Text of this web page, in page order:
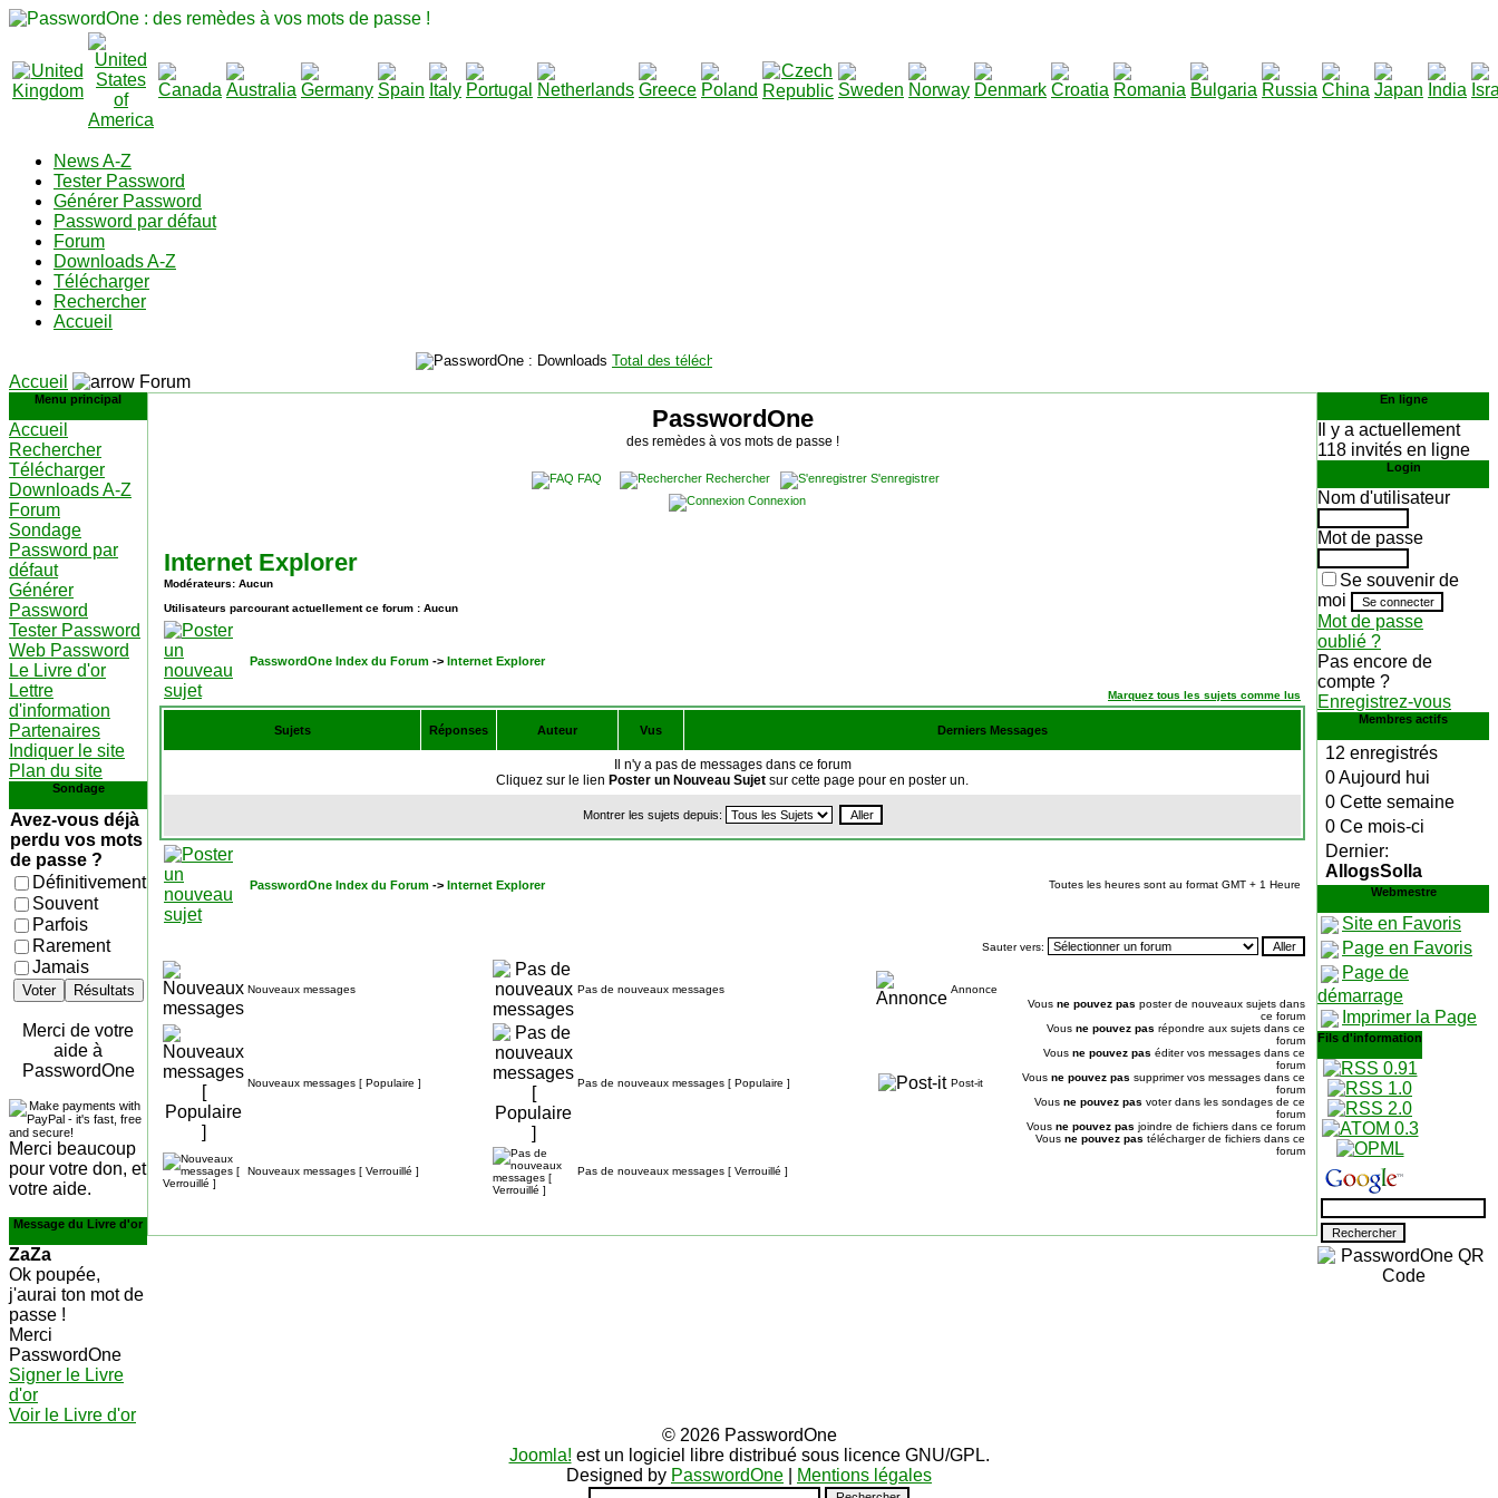
News A-Z
Tester Password
Générer Password
Password par défaut
Forum
Downloads A-Z
Télécharger
Rechercher
Accueil
Total des téléchargements
Accueil
Forum
Menu principal
Accueil
Rechercher
Télécharger
Downloads A-Z
Forum
Sondage
Password par
défaut
Générer
Password
Tester Password
Web Password
Le Livre d'or
Lettre
d'information
Partenaires
Indiquer le site
Plan du site
Sondage
Avez-vous déjà
perdu vos mots
de passe ?
Définitivement
Souvent
Parfois
Rarement
Jamais
Voter Résultats
Merci de votre
aide à
PasswordOne
Merci beaucoup
pour votre don, et
votre aide.
Message du Livre d'or
ZaZa
Ok poupée,
j'aurai ton mot de
passe !
Merci
PasswordOne
Signer le Livre
d'or
Voir le Livre d'or
PasswordOne
des remèdes à vos mots de passe !
FAQ Rechercher
S'enregistrer
Connexion
Internet Explorer
Modérateurs: Aucun
Utilisateurs parcourant actuellement ce forum : Aucun
PasswordOne Index du Forum -> Internet Explorer
Marquez tous les sujets comme lus
Sujets Réponses Auteur Vus Derniers Messages
Il n'y a pas de messages dans ce forum
Cliquez sur le lien Poster un Nouveau Sujet sur cette page pour en poster un.
Montrer les sujets depuis:
PasswordOne Index du Forum -> Internet Explorer Toutes les heures sont au format GMT + 1 Heure
Sauter vers:
Nouveaux messages Pas de nouveaux messages Annonce
Nouveaux messages [ Populaire ] Pas de nouveaux messages [ Populaire ] Post-it
Nouveaux messages [ Verrouillé ] Pas de nouveaux messages [ Verrouillé ]
Vous ne pouvez pas poster de nouveaux sujets dans
ce forum
Vous ne pouvez pas répondre aux sujets dans ce
forum
Vous ne pouvez pas éditer vos messages dans ce
forum
Vous ne pouvez pas supprimer vos messages dans ce
forum
Vous ne pouvez pas voter dans les sondages de ce
forum
Vous ne pouvez pas joindre de fichiers dans ce forum
Vous ne pouvez pas télécharger de fichiers dans ce
forum
En ligne
Il y a actuellement
118 invités en ligne
Login
Nom d'utilisateur
Mot de passe
Se souvenir de
moi
Mot de passe
oublié ?
Pas encore de
compte ?
Enregistrez-vous
Membres actifs
12 enregistrés
0 Aujourd hui
0 Cette semaine
0 Ce mois-ci
Dernier:
AllogsSolla
Webmestre
Site en Favoris
Page en Favoris
Page de
démarrage
Imprimer la Page
Fils d'information
© 2026 PasswordOne
Joomla! est un logiciel libre distribué sous licence GNU/GPL.
Designed by PasswordOne Mentions légales